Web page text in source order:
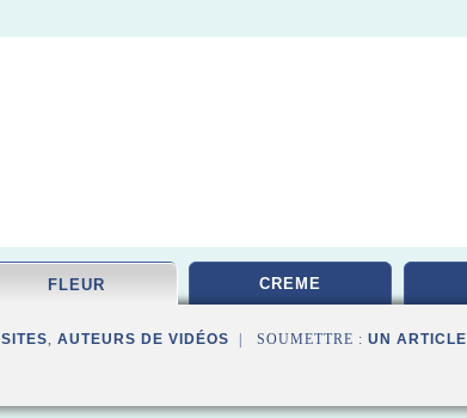
FLEUR CREME
SITES, AUTEURS DE VIDÉOS | SOUMETTRE : UN ARTICLE